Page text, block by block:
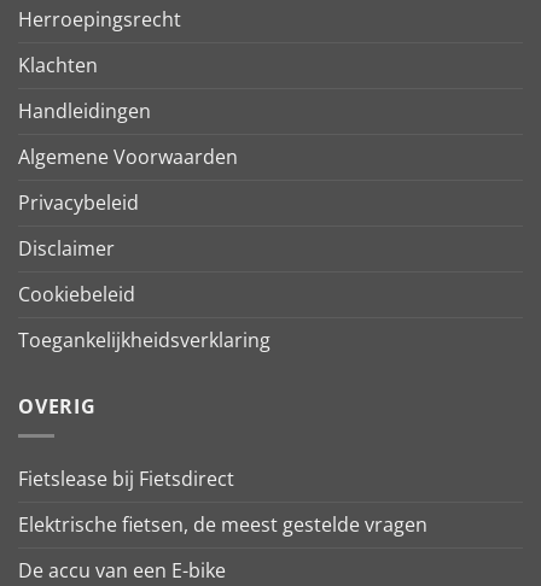
Herroepingsrecht
Klachten
Handleidingen
Algemene Voorwaarden
Privacybeleid
Disclaimer
Cookiebeleid
Toegankelijkheidsverklaring
OVERIG
Fietslease bij Fietsdirect
Elektrische fietsen, de meest gestelde vragen
De accu van een E-bike